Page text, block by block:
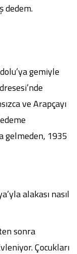
dedem.
gemiyle
ve Arapçayı
gelmeden, 1935
alakası nasıl
sonra
Çocukları